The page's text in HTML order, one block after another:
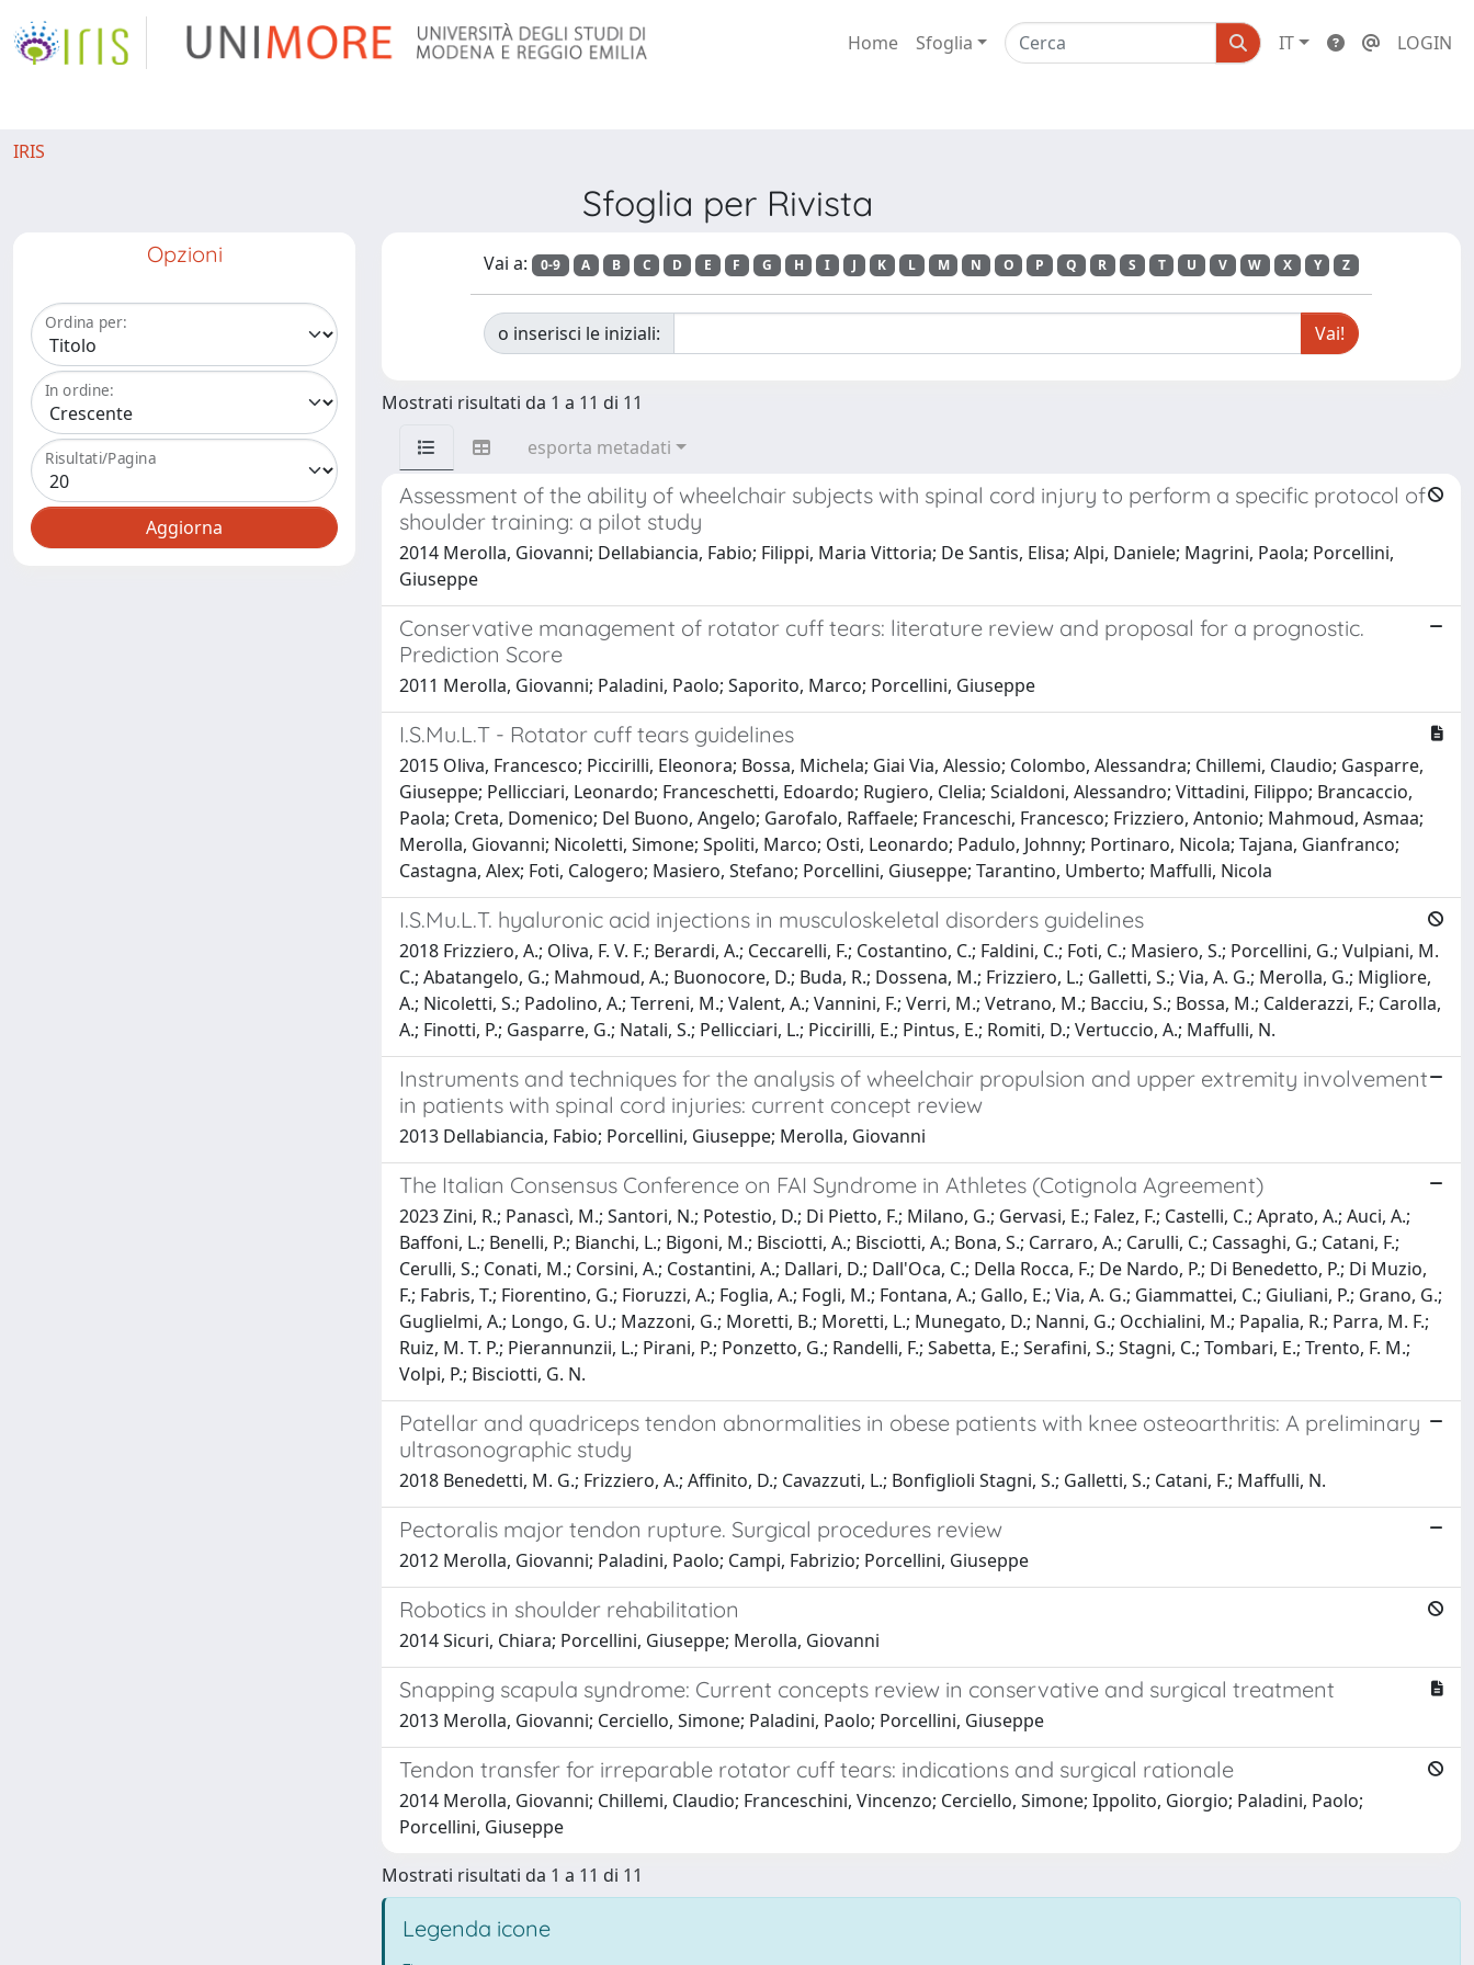
Home Sfoglia IT LOGIN
IRIS
Sfoglia per Rivista
Opzioni
Ordina per:
In ordine:
Risultati/Pagina
Vai a: 0-9 A B C D E F G H I J K L M N O P Q R S T U V W X Y Z
o inserisci le iniziali:
Mostrati risultati da 1 a 11 di 11
esporta metadati
Assessment of the ability of wheelchair subjects with spinal cord injury to perform a specific protocol of
shoulder training: a pilot study
2014 Merolla, Giovanni; Dellabiancia, Fabio; Filippi, Maria Vittoria; De Santis, Elisa; Alpi, Daniele; Magrini, Paola; Porcellini,
Giuseppe
Conservative management of rotator cuff tears: literature review and proposal for a prognostic.
Prediction Score
2011 Merolla, Giovanni; Paladini, Paolo; Saporito, Marco; Porcellini, Giuseppe
I.S.Mu.L.T - Rotator cuff tears guidelines
2015 Oliva, Francesco; Piccirilli, Eleonora; Bossa, Michela; Giai Via, Alessio; Colombo, Alessandra; Chillemi, Claudio; Gasparre,
Giuseppe; Pellicciari, Leonardo; Franceschetti, Edoardo; Rugiero, Clelia; Scialdoni, Alessandro; Vittadini, Filippo; Brancaccio,
Paola; Creta, Domenico; Del Buono, Angelo; Garofalo, Raffaele; Franceschi, Francesco; Frizziero, Antonio; Mahmoud, Asmaa;
Merolla, Giovanni; Nicoletti, Simone; Spoliti, Marco; Osti, Leonardo; Padulo, Johnny; Portinaro, Nicola; Tajana, Gianfranco;
Castagna, Alex; Foti, Calogero; Masiero, Stefano; Porcellini, Giuseppe; Tarantino, Umberto; Maffulli, Nicola
I.S.Mu.L.T. hyaluronic acid injections in musculoskeletal disorders guidelines
2018 Frizziero, A.; Oliva, F. V. F.; Berardi, A.; Ceccarelli, F.; Costantino, C.; Faldini, C.; Foti, C.; Masiero, S.; Porcellini, G.; Vulpiani, M.
C.; Abatangelo, G.; Mahmoud, A.; Buonocore, D.; Buda, R.; Dossena, M.; Frizziero, L.; Galletti, S.; Via, A. G.; Merolla, G.; Migliore,
A.; Nicoletti, S.; Padolino, A.; Terreni, M.; Valent, A.; Vannini, F.; Verri, M.; Vetrano, M.; Bacciu, S.; Bossa, M.; Calderazzi, F.; Carolla,
A.; Finotti, P.; Gasparre, G.; Natali, S.; Pellicciari, L.; Piccirilli, E.; Pintus, E.; Romiti, D.; Vertuccio, A.; Maffulli, N.
Instruments and techniques for the analysis of wheelchair propulsion and upper extremity involvement
in patients with spinal cord injuries: current concept review
2013 Dellabiancia, Fabio; Porcellini, Giuseppe; Merolla, Giovanni
The Italian Consensus Conference on FAI Syndrome in Athletes (Cotignola Agreement)
2023 Zini, R.; Panascì, M.; Santori, N.; Potestio, D.; Di Pietto, F.; Milano, G.; Gervasi, E.; Falez, F.; Castelli, C.; Aprato, A.; Auci, A.;
Baffoni, L.; Benelli, P.; Bianchi, L.; Bigoni, M.; Bisciotti, A.; Bisciotti, A.; Bona, S.; Carraro, A.; Carulli, C.; Cassaghi, G.; Catani, F.;
Cerulli, S.; Conati, M.; Corsini, A.; Costantini, A.; Dallari, D.; Dall'Oca, C.; Della Rocca, F.; De Nardo, P.; Di Benedetto, P.; Di Muzio,
F.; Fabris, T.; Fiorentino, G.; Fioruzzi, A.; Foglia, A.; Fogli, M.; Fontana, A.; Gallo, E.; Via, A. G.; Giammattei, C.; Giuliani, P.; Grano, G.;
Guglielmi, A.; Longo, G. U.; Mazzoni, G.; Moretti, B.; Moretti, L.; Munegato, D.; Nanni, G.; Occhialini, M.; Papalia, R.; Parra, M. F.;
Ruiz, M. T. P.; Pierannunzii, L.; Pirani, P.; Ponzetto, G.; Randelli, F.; Sabetta, E.; Serafini, S.; Stagni, C.; Tombari, E.; Trento, F. M.;
Volpi, P.; Bisciotti, G. N.
Patellar and quadriceps tendon abnormalities in obese patients with knee osteoarthritis: A preliminary
ultrasonographic study
2018 Benedetti, M. G.; Frizziero, A.; Affinito, D.; Cavazzuti, L.; Bonfiglioli Stagni, S.; Galletti, S.; Catani, F.; Maffulli, N.
Pectoralis major tendon rupture. Surgical procedures review
2012 Merolla, Giovanni; Paladini, Paolo; Campi, Fabrizio; Porcellini, Giuseppe
Robotics in shoulder rehabilitation
2014 Sicuri, Chiara; Porcellini, Giuseppe; Merolla, Giovanni
Snapping scapula syndrome: Current concepts review in conservative and surgical treatment
2013 Merolla, Giovanni; Cerciello, Simone; Paladini, Paolo; Porcellini, Giuseppe
Tendon transfer for irreparable rotator cuff tears: indications and surgical rationale
2014 Merolla, Giovanni; Chillemi, Claudio; Franceschini, Vincenzo; Cerciello, Simone; Ippolito, Giorgio; Paladini, Paolo;
Porcellini, Giuseppe
Mostrati risultati da 1 a 11 di 11
Legenda icone